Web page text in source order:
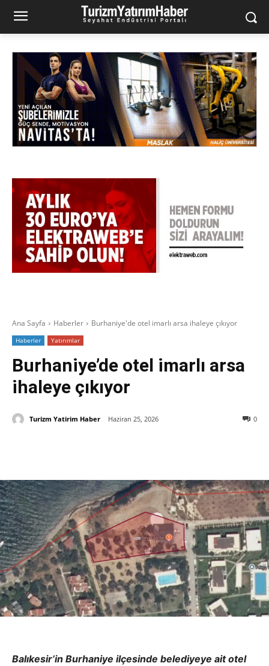
Ana Sayfa Haberler Burhaniye'de otel imarlı arsa ihaleye çıkıyor
Haberler Yatırımlar
Burhaniye’de otel imarlı arsa
ihaleye çıkıyor
0
Turizm Yatirim Haber Haziran 25, 2026
Balıkesir’in Burhaniye ilçesinde belediyeye ait otel